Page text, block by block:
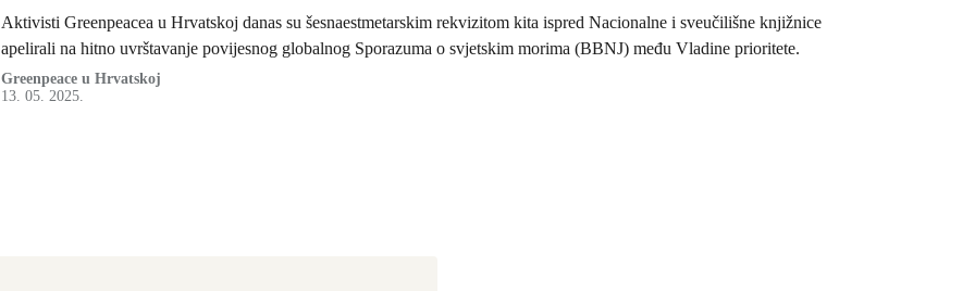
Aktivisti Greenpeacea u Hrvatskoj danas su šesnaestmetarskim rekvizitom kita ispred Nacionalne i sveučilišne knjižnice
apelirali na hitno uvrštavanje povijesnog globalnog Sporazuma o svjetskim morima (BBNJ) među Vladine prioritete.
Greenpeace u Hrvatskoj
13. 05. 2025.